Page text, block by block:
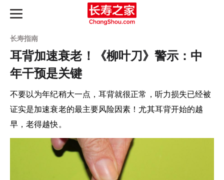
最新动态
长寿指南
知识图谱
长寿指南
耳背加速衰老！《柳叶刀》警示：中
年干预是关键
不要以为年纪稍大一点，耳背就很正常，听力损失已经被
证实是加速衰老的最主要风险因素！尤其耳背开始的越
早，老得越快。